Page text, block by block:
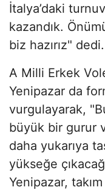
İtalya’daki
kazandık.
biz hazırız" dedi.
A Milli Erkek
Yenipazar da
vurgulayarak,
büyük bir gurur
daha yukarıya
yükseğe
Yenipazar,